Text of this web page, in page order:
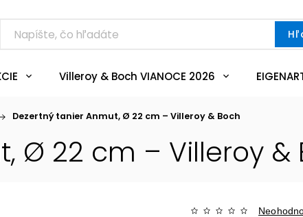
Villeroy & Boch VIANOCE 2026
Dezertný tanier Anmut, Ø 22 cm – Villeroy & Boch
Ø 22 cm – Villeroy &